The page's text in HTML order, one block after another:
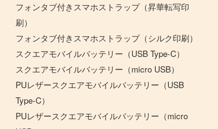
フォンタブ付きスマホストラップ（昇華転写印
刷）
フォンタブ付きスマホストラップ（シルク印刷）
スクエアモバイルバッテリー（USB Type-C）
スクエアモバイルバッテリー（micro USB）
PUレザースクエアモバイルバッテリー（USB
Type-C）
PUレザースクエアモバイルバッテリー（micro